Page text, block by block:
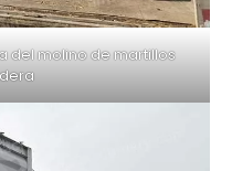
del molino de martillos